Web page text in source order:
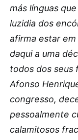
más línguas
luzidia dos
afirma estar
daqui a uma
todos dos seus
Afonso
congresso,
pessoalmente
calamitosos